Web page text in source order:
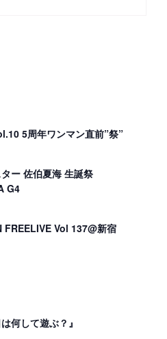
5周年ワンマン直前”祭”
ー 佐伯夏海 生誕祭
G4
FREELIVE Vol 137@新宿
何して遊ぶ？』